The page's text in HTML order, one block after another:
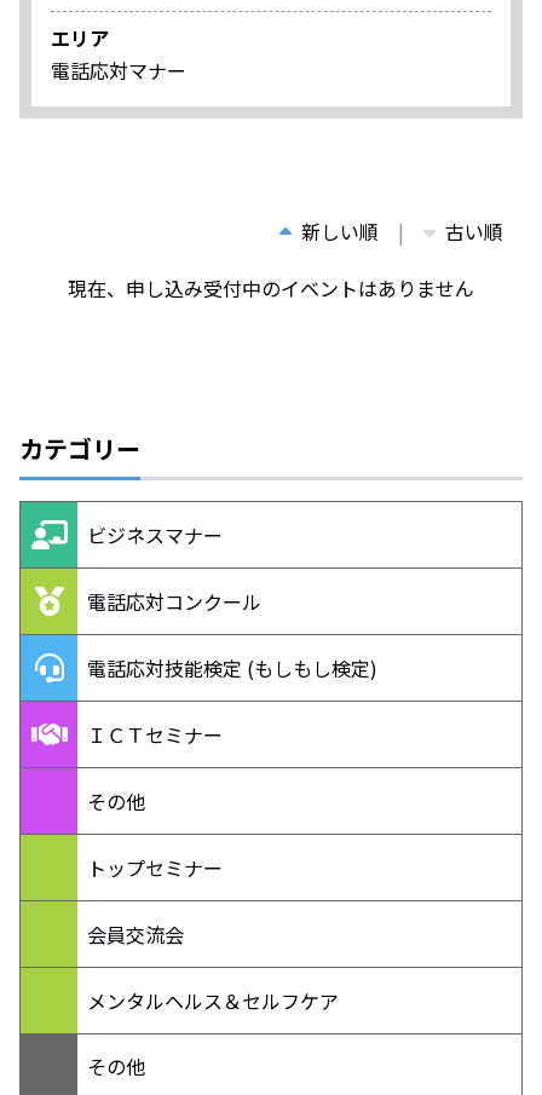
エリア
電話応対マナー
新しい順
古い順
現在、申し込み受付中のイベントはありません
カテゴリー
ビジネスマナー
電話応対コンクール
電話応対技能検定 (もしもし検定)
ＩＣＴセミナー
その他
トップセミナー
会員交流会
メンタルヘルス＆セルフケア
その他